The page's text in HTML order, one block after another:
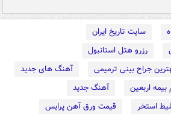
سایت تاریخ ایران
رزرو هتل استانبول
جراح بینی ترمیمی
آهنگ های جدید
بیمه اربعین
آهنگ جدید
استخر
قیمت ورق آهن پرایس